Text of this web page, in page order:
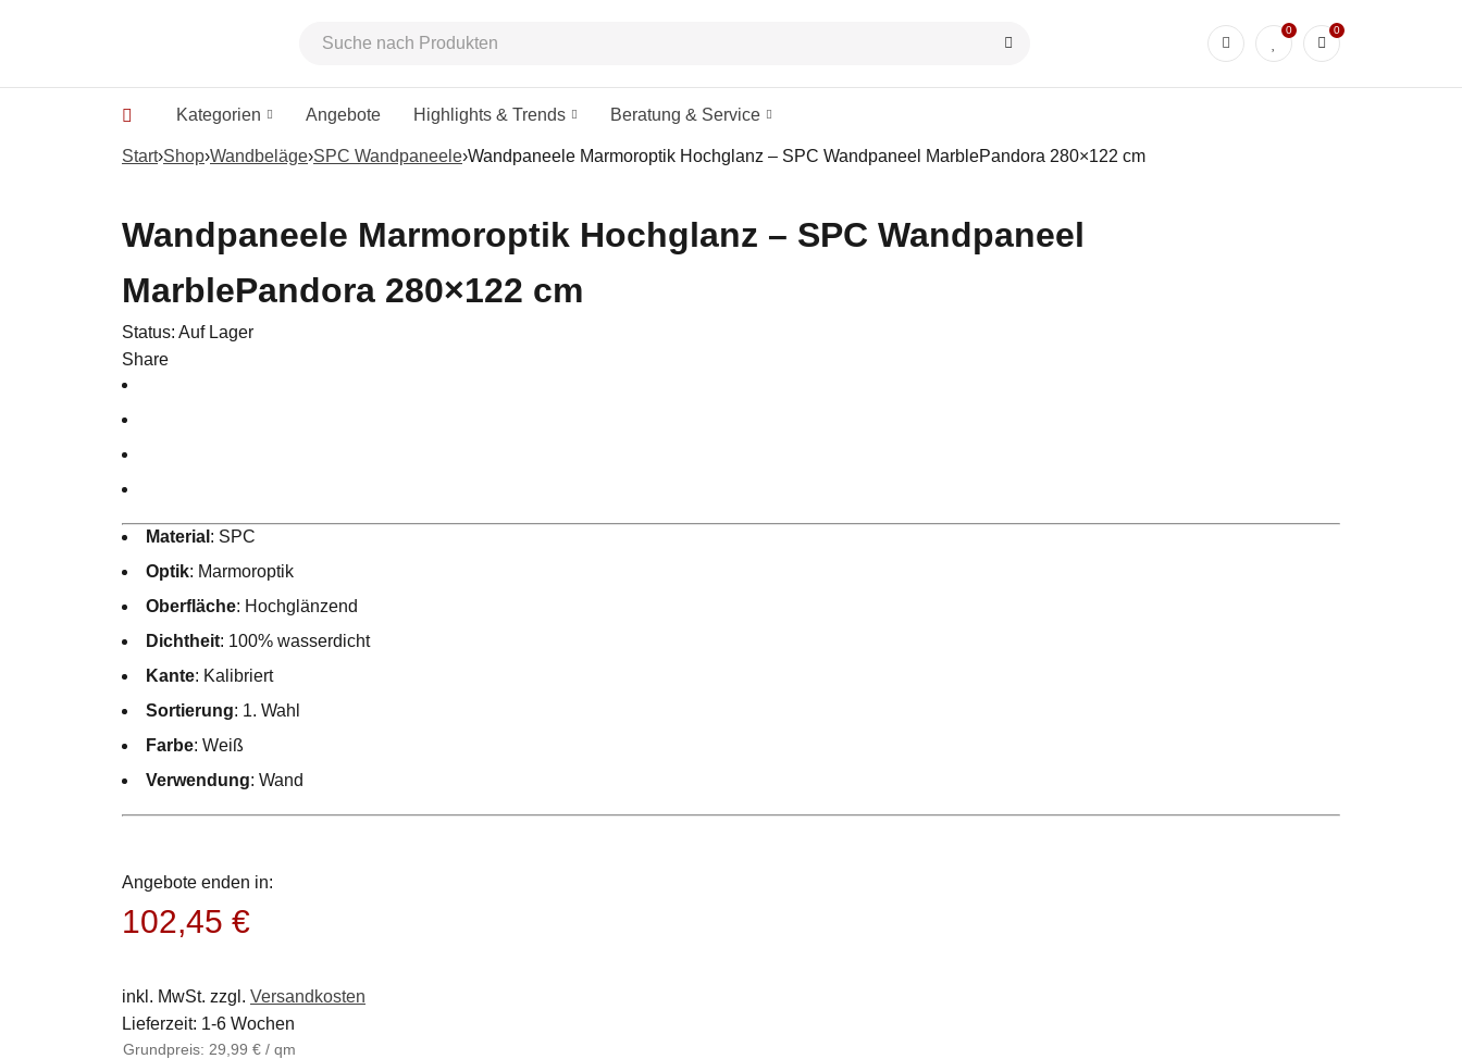
0 0
Kategorien Angebote Highlights & Trends Beratung & Service
Start›Shop›Wandbeläge›SPC Wandpaneele›Wandpaneele Marmoroptik Hochglanz – SPC Wandpaneel MarblePandora 280×122 cm
Wandpaneele Marmoroptik Hochglanz – SPC Wandpaneel
MarblePandora 280×122 cm
Status: Auf Lager
Share
Material : SPC
Optik: Marmoroptik
Oberfläche: Hochglänzend
Dichtheit: 100% wasserdicht
Kante: Kalibriert
Sortierung: 1. Wahl
Farbe: Weiß
Verwendung: Wand
Angebote enden in:
102,45 €
inkl. MwSt. zzgl. Versandkosten
Lieferzeit: 1-6 Wochen
Grundpreis: 29,99 € / qm